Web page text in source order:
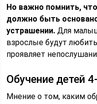
Но важно помнить,
должно быть
устрашении. Для
взрослые будут
проявляет
Обучение детей
Мнение о том, каким